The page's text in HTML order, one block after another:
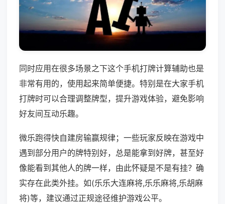
同时应用在很多场景之下这个手机打牌计算辅助也是
非常有用的，使用起来简单便捷。特别是在大家手机
打牌时可以合理调整牌型，提升游戏体验，避免影响
好友间互动乐趣。
微乐跑得快自建房输赢规律；一些玩家反映在游戏中
遇到部分用户的牌特别好，总是能拿到好牌，甚至好
像能看到其他人的牌一样，由此怀疑是不是有挂？确
实存在此类外挂。如(乐乐大连麻将,乐乐麻将,乐胡麻
将)等，建议通过正规途径维护游戏公平。